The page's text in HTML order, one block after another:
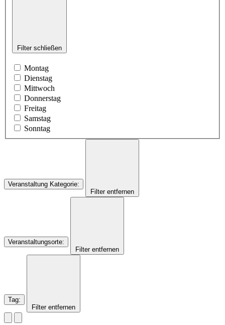
Filter schließen
Montag
Dienstag
Mittwoch
Donnerstag
Freitag
Samstag
Sonntag
Veranstaltung Kategorie:
Filter entfernen
Veranstaltungsorte:
Filter entfernen
Tag:
Filter entfernen